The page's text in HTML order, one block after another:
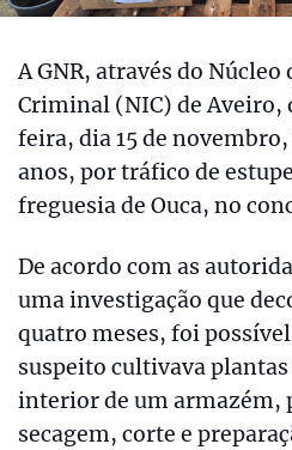
A GNR, através do
Criminal (NIC) de Aveiro,
feira, dia 15 de
anos, por tráfico de
freguesia de Ouca, no
De acordo com as
uma investigação que
quatro meses, foi
suspeito cultivava plantas
interior de um armazém,
secagem, corte e